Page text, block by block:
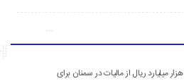
تخصیص ۱۸ هزار میلیارد ریال از مالیات در سمنان برای